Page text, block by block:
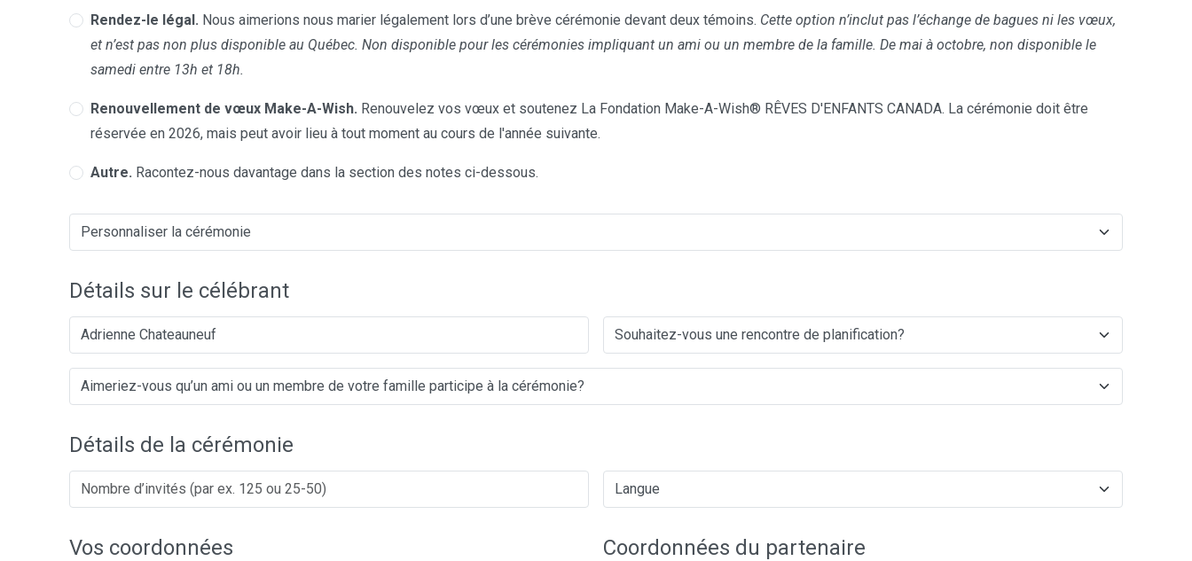
Rendez-le légal. Nous aimerions nous marier légalement lors d’une brève cérémonie devant deux témoins. Cette option n’inclut pas l’échange de bagues ni les vœux,
et n’est pas non plus disponible au Québec. Non disponible pour les cérémonies impliquant un ami ou un membre de la famille. De mai à octobre, non disponible le
samedi entre 13h et 18h.
Renouvellement de vœux Make-A-Wish. Renouvelez vos vœux et soutenez La Fondation Make-A-Wish® RÊVES D'ENFANTS CANADA. La cérémonie doit être
réservée en 2026, mais peut avoir lieu à tout moment au cours de l'année suivante.
Autre. Racontez-nous davantage dans la section des notes ci-dessous.
Détails sur le célébrant
Adrienne Chateauneuf
Détails de la cérémonie
Vos coordonnées Coordonnées du partenaire